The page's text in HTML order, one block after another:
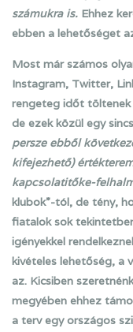
számukra is. Ehhez
ebben a lehetőséget
Most már számos
Instagram, Twitter,
rengeteg időt töltenek
de ezek közül egy
persze ebből
kifejezhető)
kapcsolatitőke-
klubok”-tól, de tény,
fiatalok sok
igényekkel
kivételes lehetőség, a
az. Kicsiben
megyében ehhez
a terv egy országos